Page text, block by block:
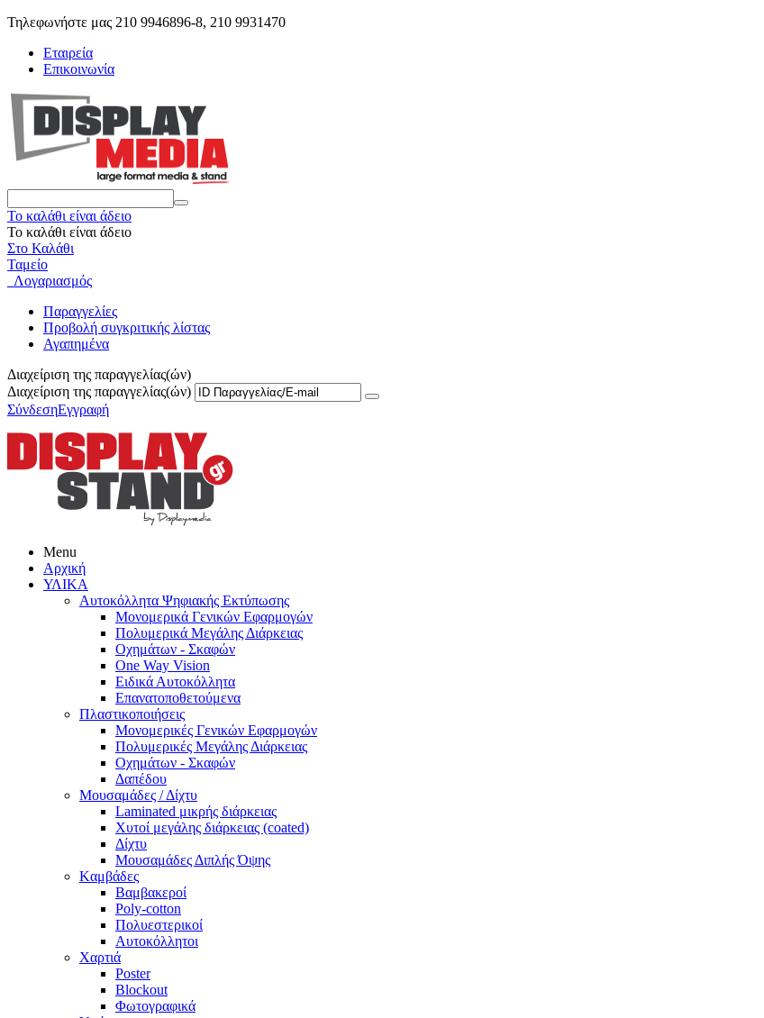
Τηλεφωνήστε μας 210 9946896-8, 210 9931470
Εταιρεία
Επικοινωνία
Το καλάθι είναι άδειο
Το καλάθι είναι άδειο
Στο Καλάθι
Ταμείο
Λογαριασμός
Παραγγελίες
Προβολή συγκριτικής λίστας
Αγαπημένα
Διαχείριση της παραγγελίας(ών)
Διαχείριση της παραγγελίας(ών)
ΣύνδεσηΕγγραφή
Menu
Αρχική
ΥΛΙΚΑ
Αυτοκόλλητα Ψηφιακής Εκτύπωσης
Μονομερικά Γενικών Εφαρμογών
Πολυμερικά Μεγάλης Διάρκειας
Οχημάτων - Σκαφών
One Way Vision
Ειδικά Αυτοκόλλητα
Επανατοποθετούμενα
Πλαστικοποιήσεις
Μονομερικές Γενικών Εφαρμογών
Πολυμερικές Μεγάλης Διάρκειας
Οχημάτων - Σκαφών
Δαπέδου
Μουσαμάδες / Δίχτυ
Laminated μικρής διάρκειας
Χυτοί μεγάλης διάρκειας (coated)
Δίχτυ
Μουσαμάδες Διπλής Όψης
Kαμβάδες
Βαμβακεροί
Poly-cotton
Πολυεστερικοί
Αυτοκόλλητοι
Χαρτιά
Poster
Blockout
Φωτογραφικά